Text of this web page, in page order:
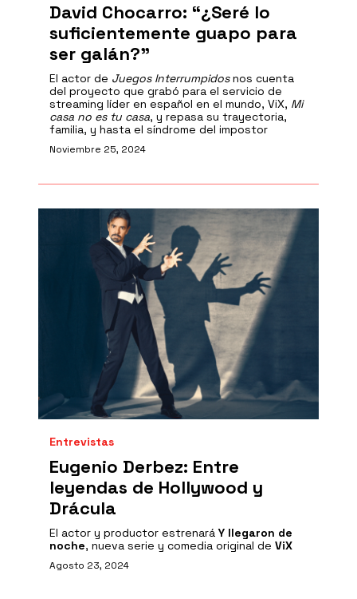
David Chocarro: “¿Seré lo
suficientemente guapo para
ser galán?”
El actor de Juegos Interrumpidosnos cuenta
del proyecto que grabó para el servicio de
streaming líder en español en el mundo, ViX, Mi
casa no es tu casa, y repasa su trayectoria,
familia, y hasta el síndrome del impostor
Noviembre 25, 2024
Entrevistas
Eugenio Derbez: Entre
leyendas de Hollywood y
Drácula
El actor y productor estrenaráY llegaron de
noche, nueva serie y comedia original de ViX
Agosto 23, 2024